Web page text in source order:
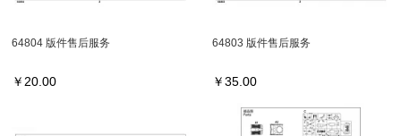
64804 版件售后服务
￥ 20.00
64803 版件售后服务
￥35.00